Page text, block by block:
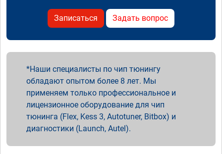
Записаться Задать вопрос
Наши специалисты по чип тюнингу
обладают опытом более 8 лет. Мы
применяем только профессиональное и
лицензионное оборудование для чип
тюнинга (Flex, Kess 3, Autotuner, Bitbox) и
диагностики (Launch, Autel).